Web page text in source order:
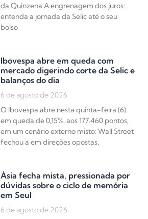
da Quinzena A engrenagem dos juros:
entenda a jornada da Selic até o seu
bolso
Ibovespa abre em queda com
mercado digerindo corte da Selic e
balanços do dia
6 de agosto de 2026
O Ibovespa abre nesta quinta-feira (6)
em queda de 0,15%, aos 177.460 pontos,
em um cenário externo misto: Wall Street
fechou a em direções opostas,
Ásia fecha mista, pressionada por
dúvidas sobre o ciclo de memória
em Seul
6 de agosto de 2026